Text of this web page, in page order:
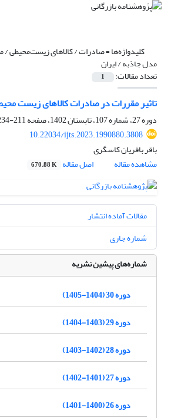
کلیدواژه‌ها =صادرات / کالاهای زیست‌محیطی
مدل جاذبه / ایران
تعداد مقالات: 1
تاثیر مقررات در صادرات کالاهای زیست
دوره 27، شماره 107، تابستان 1402، صفحه
211-234
10.22034/ijts.2023.1990880.3808
باقر باقریان کاسگری
مشاهده مقاله
اصل مقاله 670.88 K
مقالات آماده انتشار
شماره جاری
شماره‌های پیشین نشریه
دوره 30 (1404-1405)
دوره 29 (1403-1404)
دوره 28 (1402-1403)
دوره 27 (1401-1402)
دوره 26 (1400-1401)